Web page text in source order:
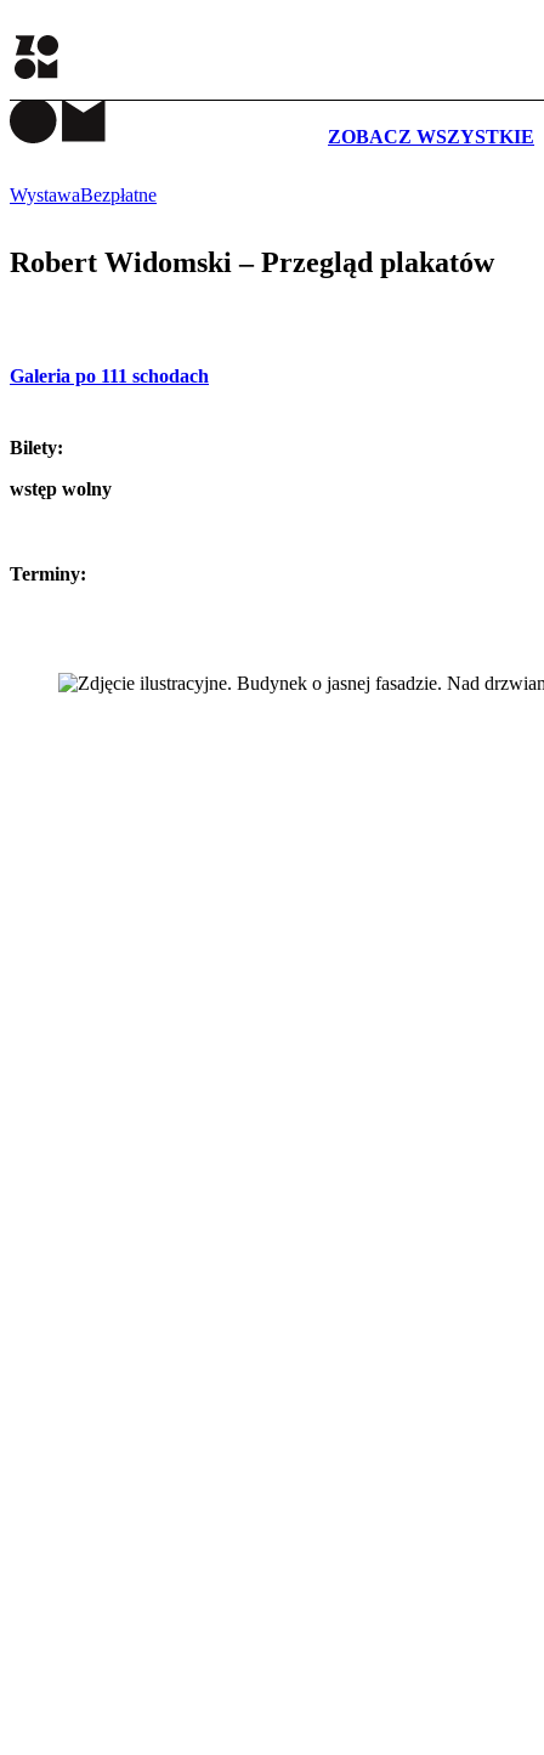
ZOBACZ WSZYSTKIE
WystawaBezpłatne
Robert Widomski – Przegląd plakatów
Galeria po 111 schodach
Bilety:
wstęp wolny
Terminy: